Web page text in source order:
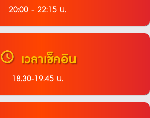
20:00 - 22:15 น.
schedule เวลาเช็คอิน
18.30-19.45 น.